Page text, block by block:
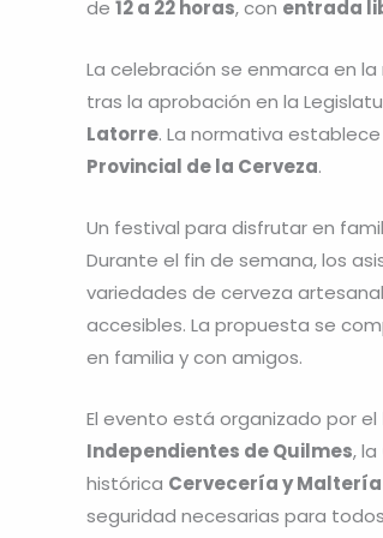
de 12 a 22 horas, con entrada
La celebración se enmarca en
tras la aprobación en la
Latorre. La normativa
Provincial de la Cerveza.
Un festival para disfrutar en
Durante el fin de semana, los
variedades de cerveza
accesibles. La propuesta se
en familia y con amigos.
El evento está organizado por el
Independientes de Quilmes, la
histórica Cervecería y
seguridad necesarias para